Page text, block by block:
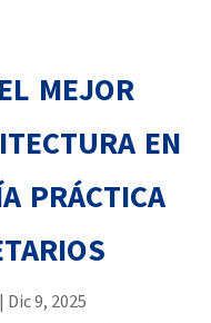
mejor
en
práctica
| Dic 9, 2025